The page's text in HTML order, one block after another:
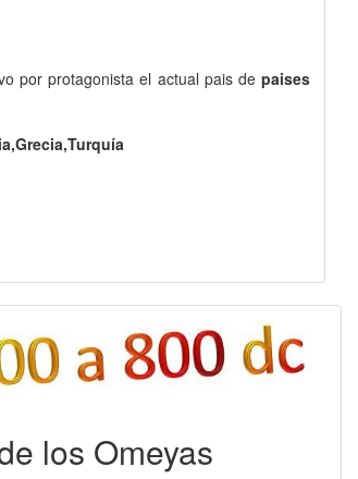
por protagonista el actual pais de paises
los Omeyas